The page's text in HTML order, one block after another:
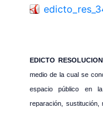
EDICTO
medio de la cual se
espacio público en la
reparación, sustitución,